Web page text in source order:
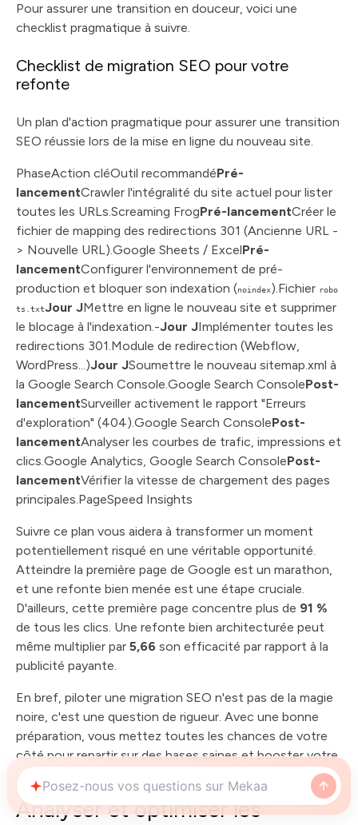
Pour assurer une transition en douceur, voici une
checklist pragmatique à suivre.
Checklist de migration SEO pour votre
refonte
Un plan d'action pragmatique pour assurer une transition
SEO réussie lors de la mise en ligne du nouveau site.
PhaseAction cléOutil recommandéPré-
lancementCrawler l'intégralité du site actuel pour lister
toutes les URLs.Screaming FrogPré-lancementCréer le
fichier de mapping des redirections 301 (Ancienne URL -
> Nouvelle URL).Google Sheets / ExcelPré-
lancementConfigurer l'environnement de pré-
production et bloquer son indexation (noindex).Fichier robo
ts.txtJour JMettre en ligne le nouveau site et supprimer
le blocage à l'indexation.-Jour JImplémenter toutes les
redirections 301.Module de redirection (Webflow,
WordPress...)Jour JSoumettre le nouveau sitemap.xml à
la Google Search Console.Google Search ConsolePost-
lancementSurveiller activement le rapport "Erreurs
d'exploration" (404).Google Search ConsolePost-
lancementAnalyser les courbes de trafic, impressions et
clics.Google Analytics, Google Search ConsolePost-
lancementVérifier la vitesse de chargement des pages
principales.PageSpeed Insights
Suivre ce plan vous aidera à transformer un moment
potentiellement risqué en une véritable opportunité.
Atteindre la première page de Google est un marathon,
et une refonte bien menée est une étape cruciale.
D'ailleurs, cette première page concentre plus de 91 %
de tous les clics. Une refonte bien architecturée peut
même multiplier par 5,66 son efficacité par rapport à la
publicité payante.
En bref, piloter une migration SEO n'est pas de la magie
noire, c'est une question de rigueur. Avec une bonne
préparation, vous mettez toutes les chances de votre
côté pour repartir sur des bases saines et booster votre
visibilité sur le long terme.
Analyser et optimiser les